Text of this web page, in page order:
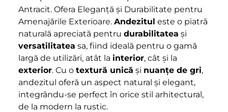
Antracit. Ofera Eleganță și Durabilitate pentru
Amenajările Exterioare. Andezitul este o piatră
naturală apreciată pentru durabilitatea și
versatilitatea sa, fiind ideală pentru o gamă
largă de utilizări, atât la interior, cât și la
exterior. Cu o textură unică și nuanțe de gri,
andezitul oferă un aspect natural și elegant,
integrându-se perfect în orice stil arhitectural,
de la modern la rustic.